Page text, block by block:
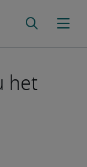
het